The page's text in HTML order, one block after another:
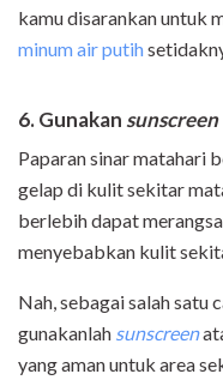
kamu disarankan untuk
minum air putih
6. Gunakan sunscreen
Paparan sinar matahari
gelap di kulit sekitar
berlebih dapat
menyebabkan kulit
Nah, sebagai salah satu
gunakanlah sunscreen
yang aman untuk area